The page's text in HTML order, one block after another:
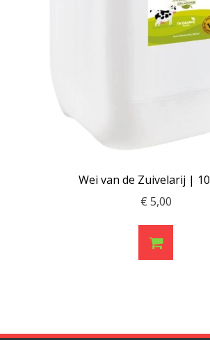
Wei van de Zuivelarij |
€ 5,00